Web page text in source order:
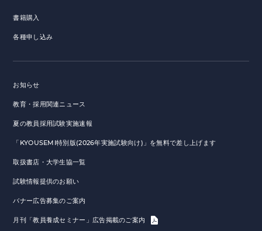
書籍購入
各種申し込み
お知らせ
教育・採用関連ニュース
夏の教員採用試験実施速報
「KYOUSEMI特別版(2026年実施試験向け)」を無料で差し上げます
取扱書店・大学生協一覧
試験情報提供のお願い
バナー広告募集のご案内
月刊「教員養成セミナー」広告掲載のご案内